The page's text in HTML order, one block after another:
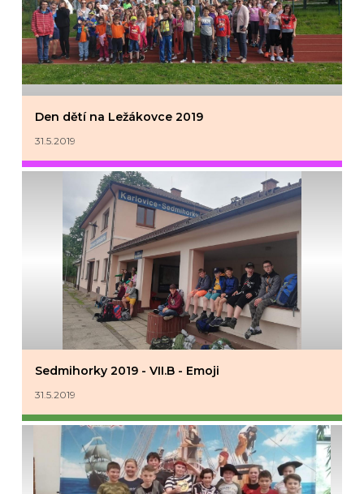
Den dětí na Ležákovce 2019
31.5.2019
Sedmihorky 2019 - VII.B - Emoji
31.5.2019